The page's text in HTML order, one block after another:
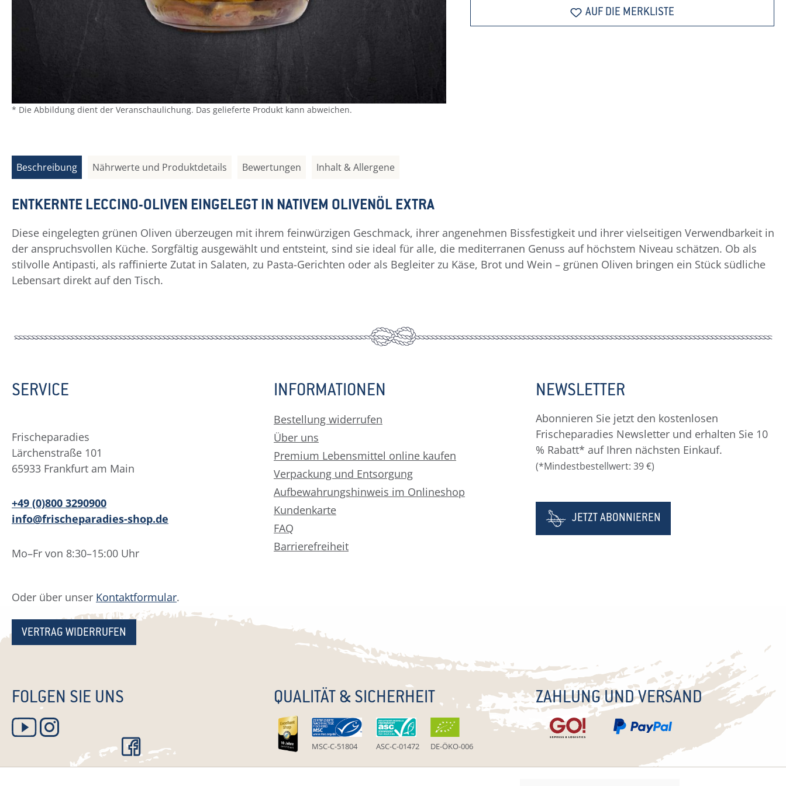
* Die Abbildung dient der Veranschaulichung. Das gelieferte Produkt kann abweichen.
AUF DIE MERKLISTE
Beschreibung Nährwerte und Produktdetails Bewertungen Inhalt & Allergene
ENTKERNTE LECCINO-OLIVEN EINGELEGT IN NATIVEM OLIVENÖL EXTRA
Diese eingelegten grünen Oliven überzeugen mit ihrem feinwürzigen Geschmack, ihrer angenehmen Bissfestigkeit und ihrer vielseitigen Verwendbarkeit in
der anspruchsvollen Küche. Sorgfältig ausgewählt und entsteint, sind sie ideal für alle, die mediterranen Genuss auf höchstem Niveau schätzen. Ob als
stilvolle Antipasti, als raffinierte Zutat in Salaten, zu Pasta-Gerichten oder als Begleiter zu Käse, Brot und Wein – grünen Oliven bringen ein Stück südliche
Lebensart direkt auf den Tisch.
SERVICE
Frischeparadies
Lärchenstraße 101
65933 Frankfurt am Main
+49 (0)800 3290900
info@frischeparadies-shop.de
Mo–Fr von 8:30–15:00 Uhr
Oder über unser Kontaktformular.
VERTRAG WIDERRUFEN
INFORMATIONEN
Bestellung widerrufen
Über uns
Premium Lebensmittel online kaufen
Verpackung und Entsorgung
Aufbewahrungshinweis im Onlineshop
Kundenkarte
FAQ
Barrierefreiheit
NEWSLETTER
Abonnieren Sie jetzt den kostenlosen
Frischeparadies Newsletter und erhalten Sie 10
% Rabatt* auf Ihren nächsten Einkauf.
(*Mindestbestellwert: 39 €)
JETZT ABONNIEREN
FOLGEN SIE UNS QUALITÄT & SICHERHEIT
MSC-C-51804 ASC-C-01472 DE-ÖKO-006
ZAHLUNG UND VERSAND